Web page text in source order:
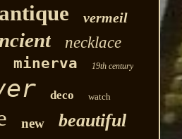
antique vermeil
necklace
minerva 19th century
deco watch
new beautiful